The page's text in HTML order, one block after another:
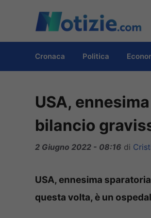
contenuto
Cronaca Politica
USA,
bilancio
2 Giugno 2022 - 08:16 di
USA, ennesima
questa volta, è un